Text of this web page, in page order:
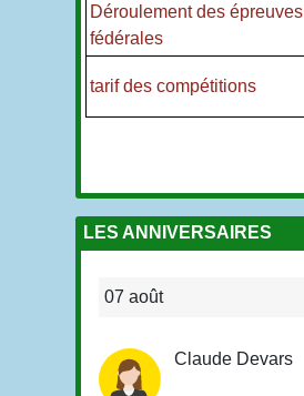
Déroulement des épreuves
fédérales
tarif des compétitions
LES ANNIVERSAIRES
07 août
Claude Devars